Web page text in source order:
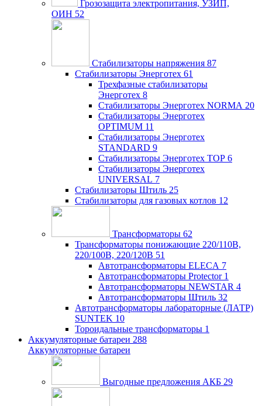
Грозозащита электропитания, УЗИП,
ОИН 52
Стабилизаторы напряжения 87
Стабилизаторы Энерготех 61
Трехфазные стабилизаторы
Энерготех 8
Стабилизаторы Энерготех NORMA 20
Стабилизаторы Энерготех
OPTIMUM 11
Стабилизаторы Энерготех
STANDARD 9
Стабилизаторы Энерготех TOP 6
Стабилизаторы Энерготех
UNIVERSAL 7
Стабилизаторы Штиль 25
Стабилизаторы для газовых котлов 12
Трансформаторы 62
Трансформаторы понижающие 220/110В,
220/100В, 220/120В 51
Автотрансформаторы ELECA 7
Автотрансформаторы Protector 1
Автотрансформаторы NEWSTAR 4
Автотрансформаторы Штиль 32
Автотрансформаторы лабораторные (ЛАТР)
SUNTEK 10
Тороидальные трансформаторы 1
Аккумуляторные батареи 288
Аккумуляторные батареи
Выгодные предложения АКБ 29